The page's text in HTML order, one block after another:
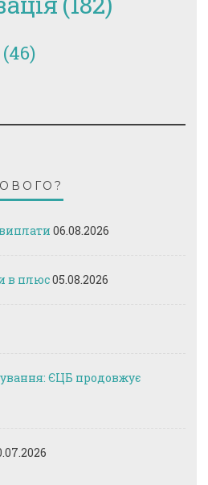
(46)
06.08.2026
в плюс05.08.2026
ЄЦБ продовжує